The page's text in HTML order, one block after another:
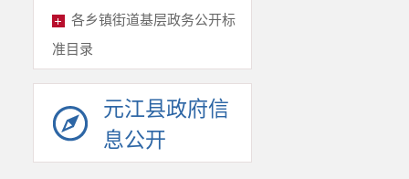
各乡镇街道基层政务公开标
准目录
元江县政府信
息公开